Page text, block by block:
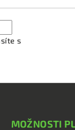
s
MOŽNOSTI